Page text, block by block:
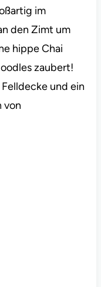
im
den Zimt um
hippe Chai
zaubert!
und ein
von